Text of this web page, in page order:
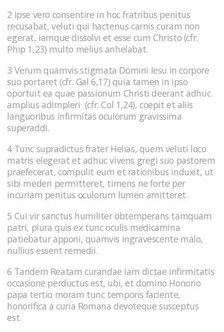
2 Ipse vero consentire in hoc fratribus penitus
recusabat, veluti qui hactenus carnis curam non
egerat, iamque dissolvi et esse cum Christo (cfr.
Phip 1,23) multo melius anhelabat.
3 Verum quamvis stigmata Domini Iesu in corpore
suo portaret (cfr. Gal 6,17) quia tamen in ipso
oportuit ea quae passionum Christi deerant adhuc
amplius adimpleri (cfr. Col 1,24), coepit et aliis
languoribus infirmitas oculorum gravissima
superaddi.
4 Tunc supradictus frater Helias, quem veluti loco
matris elegerat et adhuc vivens gregi suo pastorem
praefecerat, compulit eum et rationibus induxit, ut
sibi mederi permitteret, timens ne forte per
incuriam penitus oculorum lumen amitteret.
5 Cui vir sanctus humiliter obtemperans tamquam
patri, plura quis ex tunc oculis medicamina
patiebatur apponi, quamvis ingravescente malo,
nullius essent remedii.
6 Tandem Reatam curandae iam dictae infirmitatis
occasione perductus est, ubi, et domino Honorio
papa tertio moram tunc temporis faciente,
honorifica a curia Romana devoteque susceptus
est.